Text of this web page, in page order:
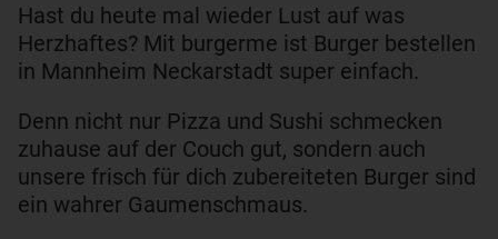
Hast du heute mal wieder Lust auf was
Herzhaftes? Mit burgerme ist Burger bestellen
in Mannheim Neckarstadt super einfach.
Denn nicht nur Pizza und Sushi schmecken
zuhause auf der Couch gut, sondern auch
unsere frisch für dich zubereiteten Burger sind
ein wahrer Gaumenschmaus.